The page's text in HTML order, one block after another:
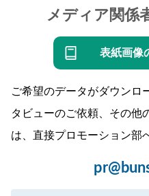
メディア関係
表紙画像
ご希望のデータがダウンロ
タビューのご依頼、その他
は、直接プロモーション部